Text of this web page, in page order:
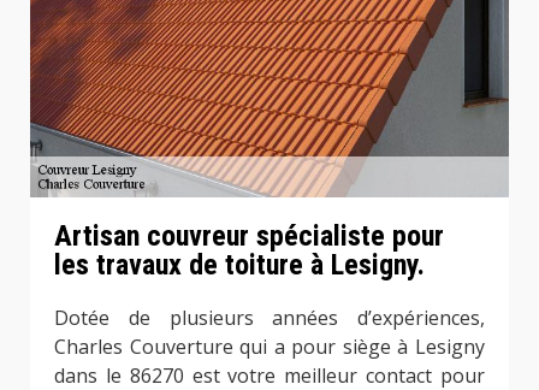
Artisan couvreur spécialiste pour
les travaux de toiture à Lesigny.
Dotée de plusieurs années d’expériences,
Charles Couverture qui a pour siège à Lesigny
dans le 86270 est votre meilleur contact pour